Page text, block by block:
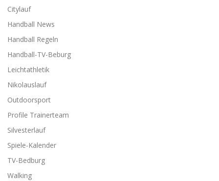
Citylauf
Handball News
Handball Regeln
Handball-TV-Beburg
Leichtathletik
Nikolauslauf
Outdoorsport
Profile Trainerteam
Silvesterlauf
Spiele-Kalender
TV-Bedburg
Walking